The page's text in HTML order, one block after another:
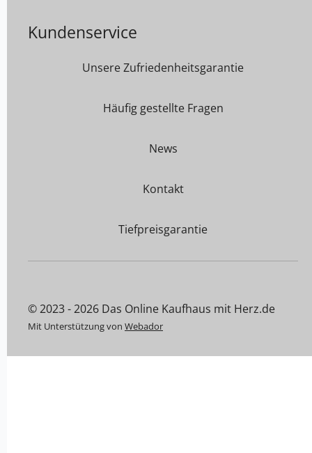
Kundenservice
Unsere Zufriedenheitsgarantie
Häufig gestellte Fragen
News
Kontakt
Tiefpreisgarantie
© 2023 - 2026 Das Online Kaufhaus mit Herz.de
Mit Unterstützung von Webador